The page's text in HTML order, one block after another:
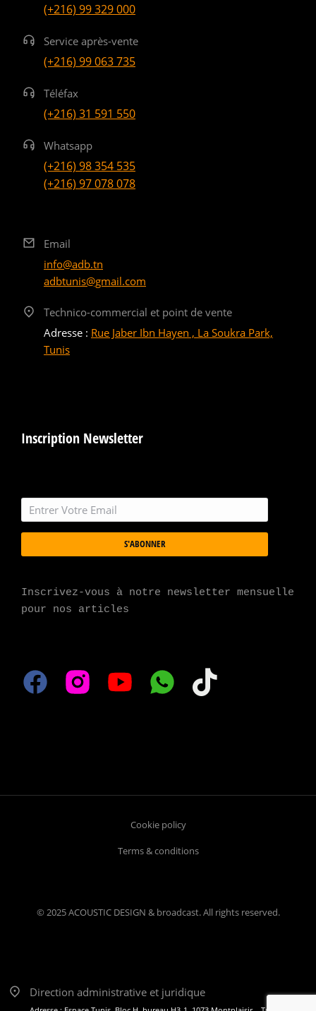
(+216) 99 329 000
Service après-vente
(+216) 99 063 735
Téléfax
(+216) 31 591 550
Whatsapp
(+216) 98 354 535
(+216) 97 078 078
Email
info@adb.tn
adbtunis@gmail.com
Technico-commercial et point de vente
Adresse : Rue Jaber Ibn Hayen , La Soukra Park,
Tunis
Inscription Newsletter
S'ABONNER
Inscrivez-vous à notre newsletter mensuelle
pour nos articles
© 2025 ACOUSTIC DESIGN & broadcast. All rights reserved.
Cookie policy
Terms & conditions
Direction administrative et juridique